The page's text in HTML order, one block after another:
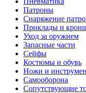
Патроны
Снаряжение
Приклады и
Уход за оружием
Запасные части
Сейфы
Костюмы и обувь
Ножи и
Самооборона
Сопутствующие